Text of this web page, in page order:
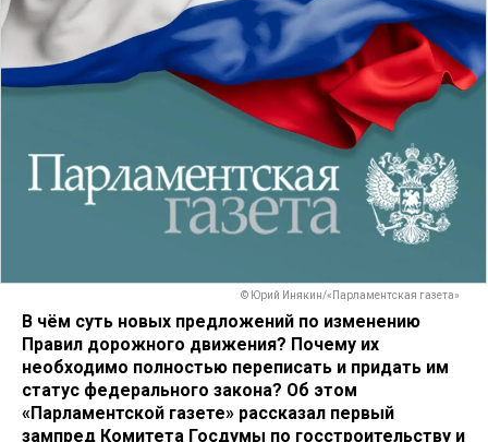
© Юрий Инякин/«Парламентская газета»
В чём суть новых предложений по изменению
Правил дорожного движения? Почему их
необходимо полностью переписать и придать им
статус федерального закона? Об этом
«Парламентской газете» рассказал первый
зампред Комитета Госдумы по госстроительству и